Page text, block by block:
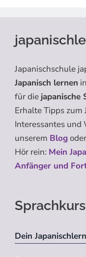
Japanischschule
Japanisch lernen in
für die japanische
Erhalte Tipps zum
Interessantes und
unserem Blogoder
Hör rein: Mein
Anfänger und
Dein